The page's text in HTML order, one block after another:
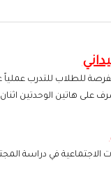
الفرصة للطلاب للتدرب
على هاتين الوحدتين